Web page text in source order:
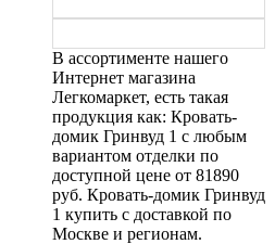
В ассортименте нашего
Интернет магазина
Легкомаркет, есть такая
продукция как: Кровать-
домик Гринвуд 1 с любым
вариантом отделки по
доступной цене от 81890
руб. Кровать-домик Гринвуд
1 купить с доставкой по
Москве и регионам.